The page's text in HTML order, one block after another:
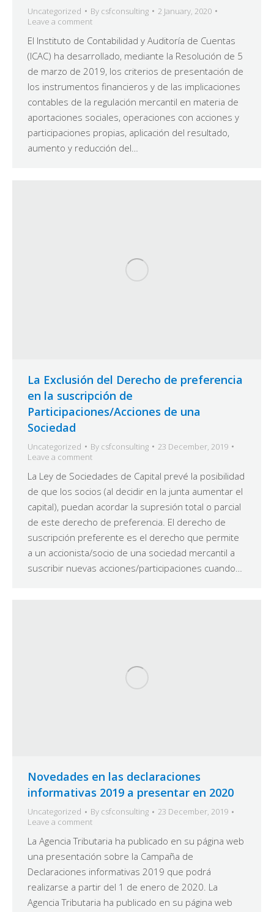
Uncategorized By csfconsulting
2 January, 2020
Leave a comment
El Instituto de Contabilidad y Auditoría de Cuentas
(ICAC) ha desarrollado, mediante la Resolución de 5
de marzo de 2019, los criterios de presentación de
los instrumentos financieros y de las implicaciones
contables de la regulación mercantil en materia de
aportaciones sociales, operaciones con acciones y
participaciones propias, aplicación del resultado,
aumento y reducción del…
La Exclusión del Derecho de preferencia
en la suscripción de
Participaciones/Acciones de una
Sociedad
Uncategorized By csfconsulting
23 December, 2019
Leave a comment
La Ley de Sociedades de Capital prevé la posibilidad
de que los socios (al decidir en la junta aumentar el
capital), puedan acordar la supresión total o parcial
de este derecho de preferencia. El derecho de
suscripción preferente es el derecho que permite
a un accionista/socio de una sociedad mercantil a
suscribir nuevas acciones/participaciones cuando…
Novedades en las declaraciones
informativas 2019 a presentar en 2020
Uncategorized By csfconsulting
23 December, 2019
Leave a comment
La Agencia Tributaria ha publicado en su página web
una presentación sobre la Campaña de
Declaraciones informativas 2019 que podrá
realizarse a partir del 1 de enero de 2020. La
Agencia Tributaria ha publicado en su página web